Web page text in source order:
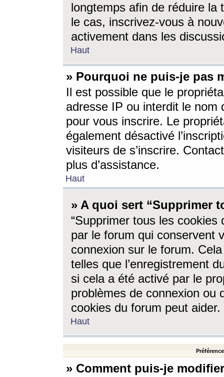
longtemps afin de réduire la
le cas, inscrivez-vous à
activement dans les
Haut
» Pourquoi ne puis-je pas
Il est possible que le
adresse IP ou interdit le nom
pour vous inscrire. Le
également désactivé
visiteurs de s’inscrire.
plus d’assistance.
Haut
» A quoi sert “Supprimer
“Supprimer tous les cookies
par le forum qui conservent
connexion sur le forum.
telles que l’enregistrement
si cela a été activé par le
problèmes de connexion ou
cookies du forum peut aider.
Haut
» Comment puis-je